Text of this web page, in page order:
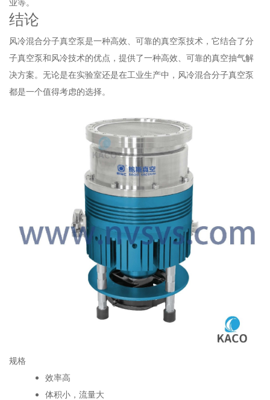
业等。
结论
风冷混合分子真空泵是一种高效、可靠的真空泵技术，它结合了分
子真空泵和风冷技术的优点，提供了一种高效、可靠的真空抽气解
决方案。无论是在实验室还是在工业生产中，风冷混合分子真空泵
都是一个值得考虑的选择。
规格
效率高
体积小，流量大